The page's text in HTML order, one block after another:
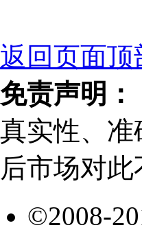
返回页面顶
免责声明：
真实性、
后市场对
©2008-